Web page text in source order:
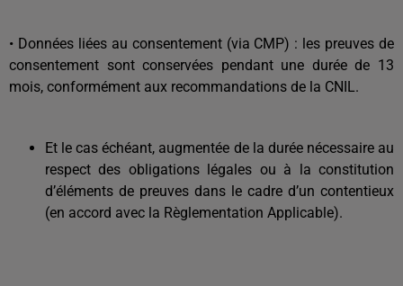
• Données liées au consentement (via CMP) : les preuves de
consentement sont conservées pendant une durée de 13
mois, conformément aux recommandations de la CNIL.
Et le cas échéant, augmentée de la durée nécessaire au
respect des obligations légales ou à la constitution
d’éléments de preuves dans le cadre d’un contentieux
(en accord avec la Règlementation Applicable).